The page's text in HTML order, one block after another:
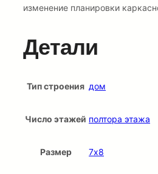
изменение планировки
Детали
Тип строения дом
Число этажей полтора этажа
Размер 7х8